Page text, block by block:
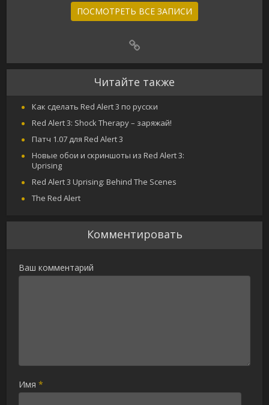
ПОСМОТРЕТЬ ВСЕ ЗАПИСИ
Читайте также
Как сделать Red Alert 3 по русски
Red Alert 3: Shock Therapy – заряжай!
Патч 1.07 для Red Alert 3
Новые обои и скриншоты из Red Alert 3:
Uprising
Red Alert 3 Uprising: Behind The Scenes
The Red Alert
Комментировать
Ваш комментарий
Имя*